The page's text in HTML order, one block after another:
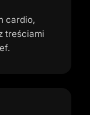
cardio,
treściami